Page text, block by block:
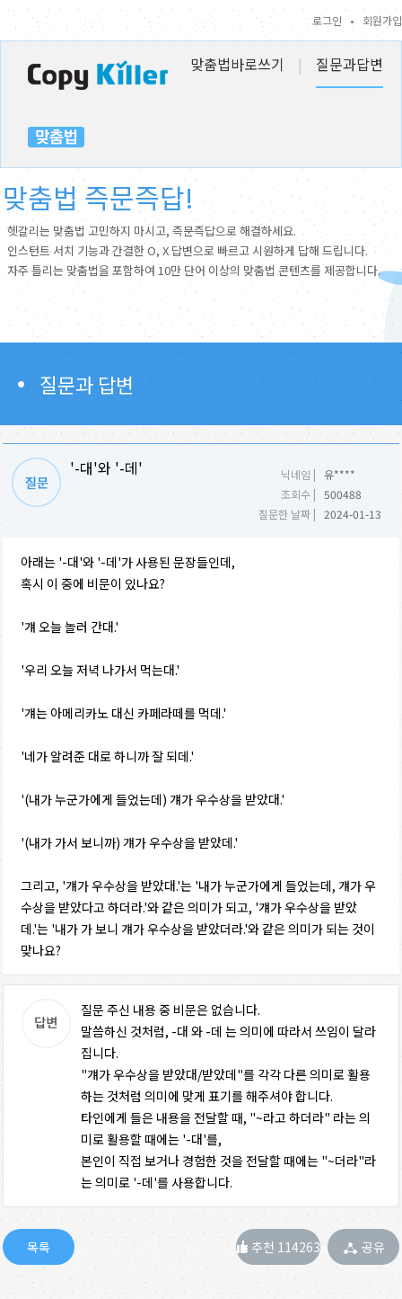
로그인 • 회원가입
맞춤법바로쓰기 | 질문과답변
맞춤법 즉문즉답!
헷갈리는 맞춤법 고민하지 마시고, 즉문즉답으로 해결하세요.
인스턴트 서치 기능과 간결한 O, X 답변으로 빠르고 시원하게 답해 드립니다.
자주 틀리는 맞춤법을 포함하여 10만 단어 이상의 맞춤법 콘텐츠를 제공합니다.
질문과 답변
닉네임 | 유****
조회수 | 500488
질문한 날짜 | 2024-01-13
'-대'와 '-데'
아래는 '-대'와 '-데'가 사용된 문장들인데,
혹시 이 중에 비문이 있나요?
'걔 오늘 놀러 간대.'
'우리 오늘 저녁 나가서 먹는대.'
'걔는 아메리카노 대신 카페라떼를 먹데.'
'네가 알려준 대로 하니까 잘 되데.'
'(내가 누군가에게 들었는데) 걔가 우수상을 받았대.'
'(내가 가서 보니까) 걔가 우수상을 받았데.'
그리고, '걔가 우수상을 받았대.'는 '내가 누군가에게 들었는데, 걔가 우
수상을 받았다고 하더라.'와 같은 의미가 되고, '걔가 우수상을 받았
데.'는 '내가 가 보니 걔가 우수상을 받았더라.'와 같은 의미가 되는 것이
맞나요?
질문 주신 내용 중 비문은 없습니다.
말씀하신 것처럼, -대 와 -데 는 의미에 따라서 쓰임이 달라
집니다.
"걔가 우수상을 받았대/받았데"를 각각 다른 의미로 활용
하는 것처럼 의미에 맞게 표기를 해주셔야 합니다.
타인에게 들은 내용을 전달할 때, "~라고 하더라" 라는 의
미로 활용할 때에는 '-대'를,
본인이 직접 보거나 경험한 것을 전달할 때에는 "~더라"라
는 의미로 '-데'를 사용합니다.
추천 114263 공유